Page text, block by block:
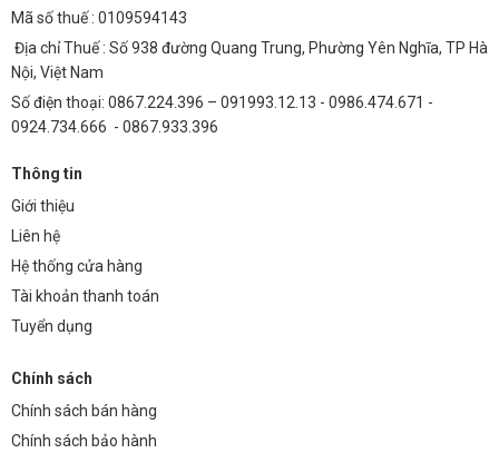
đèn truyền thống.
Tuổi thọ cao:50.000 giờ sử dụng, giảm tần suất thay thế và chi
phí bảo trì.
Giảm chi phí bảo trì:Không chứa thủy ngân, không phát ra tia UV,
an toàn cho sức khỏe và môi trường.
Ước tính sau 5 năm sử dụng, chi phí tiền điện và bảo trì của đèn LED
Philips 3030 X3 250W sẽ thấp hơn đáng kể so với đèn truyền thống,
mang lại lợi nhuận cao cho doanh nghiệp.
Ứng Dụng Chi Tiết Trong Các Lĩnh Vực
nhau:
Đường liên thôn, đô thị:
cho hệ thống chiếu sáng công cộng.
Bãi xe:Đảm bảo tầm nhìn rõ ràng, an toàn cho người và phương
Mã số thuế : 0109594143
Địa chỉ Thuế : Số 938 đường Quang Trung, Phường Yên Nghĩa, TP Hà
Nội, Việt Nam
Số điện thoại: 0867.224.396 – 091993.12.13 - 0986.474.671 -
0924.734.666 - 0867.933.396
Thông tin
Giới thiệu
Liên hệ
Hệ thống cửa hàng
Tài khoản thanh toán
Tuyển dụng
Chính sách
Chính sách bán hàng
Chính sách bảo hành